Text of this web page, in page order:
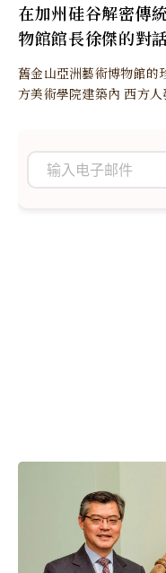
在加州硅谷解密傳
物館館長徐傑的對
舊金山亞洲藝術博物館的
方美術學